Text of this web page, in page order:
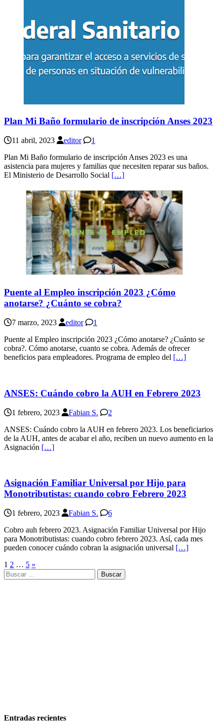
Plan Mi Baño formulario de inscripción Anses 2023
11 abril, 2023 editor
1
Plan Mi Baño formulario de inscripción Anses 2023 es una
asistencia para mujeres y familias que necesiten reparar sus baños.
El Ministerio de Desarrollo Social […]
Puente al Empleo inscripción 2023 ¿Cómo
anotarse? ¿Cuánto se cobra?
7 marzo, 2023 editor
1
Puente al Empleo inscripción 2023 ¿Cómo anotarse? ¿Cuánto se
cobra?. Cómo anotarse, cuanto se cobra. Además de ofrecer
beneficios para empleadores. Programa de empleo del […]
ANSES: Cuándo cobro la AUH en Febrero 2023
1 febrero, 2023 Fabian S.
2
ANSES: Cuándo cobro la AUH en febrero 2023. Los beneficiarios
de la AUH, antes de acabar el año, reciben un nuevo aumento en la
Asignación […]
Asignación Familiar Universal por Hijo para
Monotributistas: cuando cobro Febrero 2023
1 febrero, 2023 Fabian S.
6
Cobro auh febrero 2023. Asignación Familiar Universal por Hijo
para Monotributistas: cuando cobro febrero 2023. Así, cada mes
pueden conocer cuándo cobran la asignación universal […]
Paginación
de
1 2 … 5 »
Buscar:
Entradas recientes